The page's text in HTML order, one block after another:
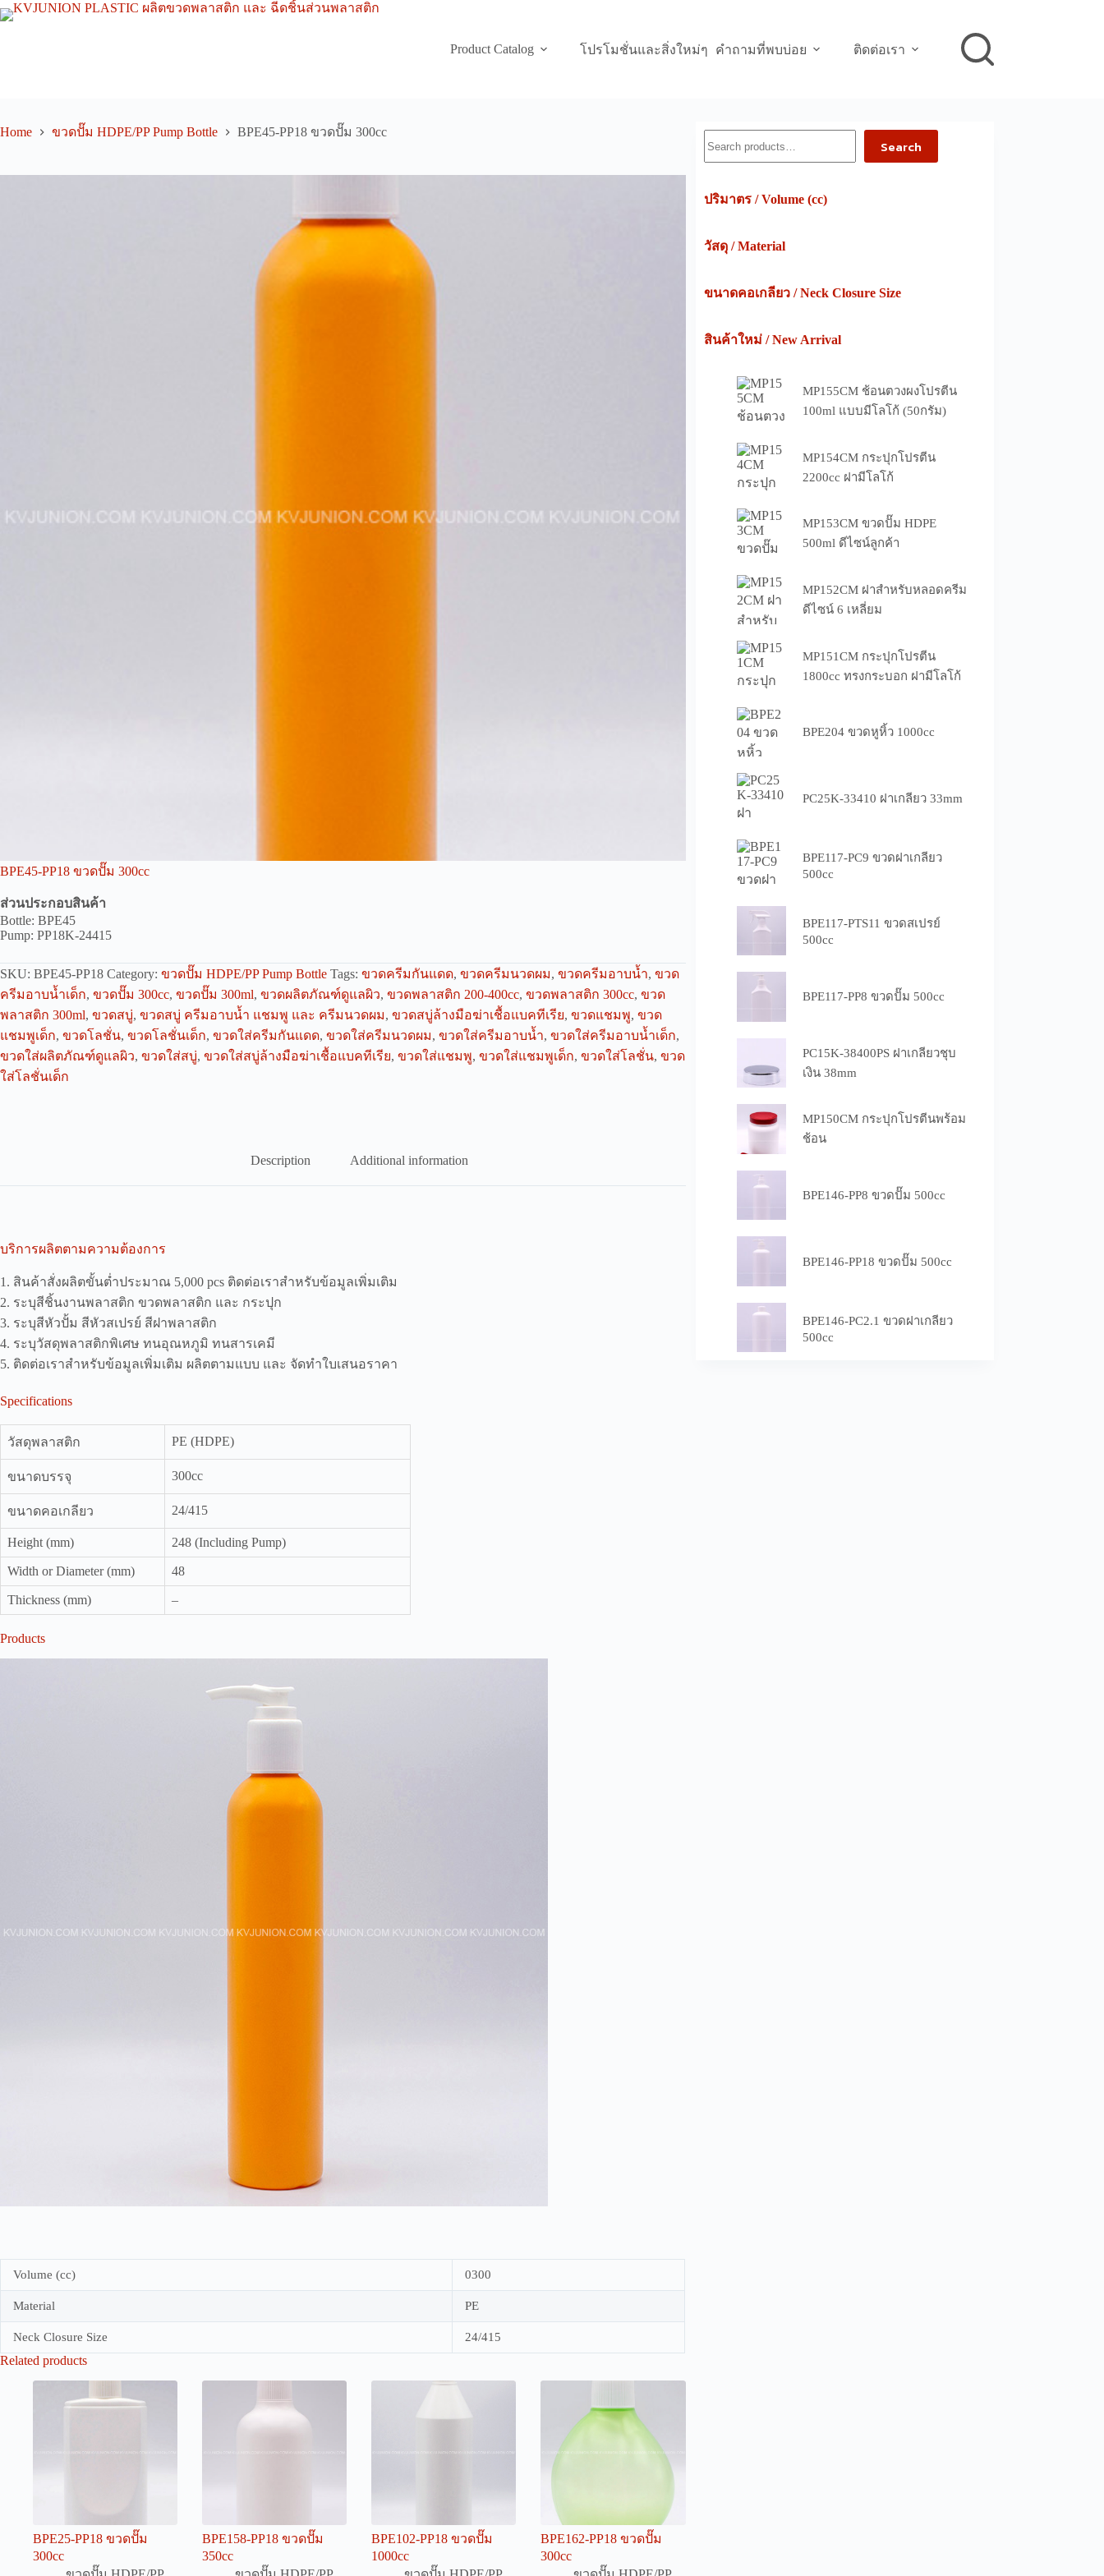
Skip
to
Product Catalog
โปรโมชั่นและสิ่งใหม่ๆ คำถามที่พบบ่อย ติดต่อเรา
Home ขวดปั๊ม HDPE/PP Pump Bottle BPE45-PP18 ขวดปั๊ม 300cc
BPE45-PP18 ขวดปั๊ม 300cc
ส่วนประกอบสินค้า
Bottle: BPE45
Pump: PP18K-24415
SKU: BPE45-PP18 Category: ขวดปั๊ม HDPE/PP Pump Bottle Tags: ขวดครีมกันแดด, ขวดครีมนวดผม, ขวดครีมอาบน้ำ, ขวด
ครีมอาบน้ำเด็ก, ขวดปั๊ม 300cc, ขวดปั๊ม 300ml, ขวดผลิตภัณฑ์ดูแลผิว, ขวดพลาสติก 200-400cc, ขวดพลาสติก 300cc, ขวด
พลาสติก 300ml, ขวดสบู่, ขวดสบู่ ครีมอาบน้ำ แชมพู และ ครีมนวดผม, ขวดสบู่ล้างมือฆ่าเชื้อแบคทีเรีย, ขวดแชมพู, ขวด
แชมพูเด็ก, ขวดโลชั่น, ขวดโลชั่นเด็ก, ขวดใส่ครีมกันแดด, ขวดใส่ครีมนวดผม, ขวดใส่ครีมอาบน้ำ, ขวดใส่ครีมอาบน้ำเด็ก,
ขวดใส่ผลิตภัณฑ์ดูแลผิว, ขวดใส่สบู่, ขวดใส่สบู่ล้างมือฆ่าเชื้อแบคทีเรีย, ขวดใส่แชมพู, ขวดใส่แชมพูเด็ก, ขวดใส่โลชั่น, ขวด
ใส่โลชั่นเด็ก
Description Additional information
บริการผลิตตามความต้องการ
1. สินค้าสั่งผลิตขั้นต่ำประมาณ 5,000 pcs ติดต่อเราสำหรับข้อมูลเพิ่มเติม
2. ระบุสีชิ้นงานพลาสติก ขวดพลาสติก และ กระปุก
3. ระบุสีหัวปั้ม สีหัวสเปรย์ สีฝาพลาสติก
4. ระบุวัสดุพลาสติกพิเศษ ทนอุณหภูมิ ทนสารเคมี
5. ติดต่อเราสำหรับข้อมูลเพิ่มเติม ผลิตตามแบบ และ จัดทำใบเสนอราคา
Specifications
วัสดุพลาสติก PE (HDPE)
ขนาดบรรจุ 300cc
ขนาดคอเกลียว 24/415
Height (mm) 248 (Including Pump)
Width or Diameter (mm) 48
Thickness (mm) –
Products
Volume (cc) 0300
Material PE
Neck Closure Size 24/415
Related products
BPE25-PP18 ขวดปั๊ม
300cc
BPE158-PP18 ขวดปั๊ม
350cc
BPE102-PP18 ขวดปั๊ม
1000cc
BPE162-PP18 ขวดปั๊ม
300cc
Search
ปริมาตร / Volume (cc)
วัสดุ / Material
ขนาดคอเกลียว / Neck Closure Size
สินค้าใหม่ / New Arrival
MP155CM ช้อนตวงผงโปรตีน
100ml แบบมีโลโก้ (50กรัม)
MP154CM กระปุกโปรตีน
2200cc ฝามีโลโก้
MP153CM ขวดปั๊ม HDPE
500ml ดีไซน์ลูกค้า
MP152CM ฝาสำหรับหลอดครีม
ดีไซน์ 6 เหลี่ยม
MP151CM กระปุกโปรตีน
1800cc ทรงกระบอก ฝามีโลโก้
BPE204 ขวดหูหิ้ว 1000cc
PC25K-33410 ฝาเกลียว 33mm
BPE117-PC9 ขวดฝาเกลียว
500cc
BPE117-PTS11 ขวดสเปรย์
500cc
BPE117-PP8 ขวดปั๊ม 500cc
PC15K-38400PS ฝาเกลียวชุบ
เงิน 38mm
MP150CM กระปุกโปรตีนพร้อม
ช้อน
BPE146-PP8 ขวดปั๊ม 500cc
BPE146-PP18 ขวดปั๊ม 500cc
BPE146-PC2.1 ขวดฝาเกลียว
500cc